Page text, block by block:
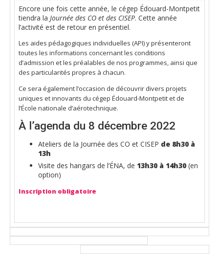
Encore une fois cette année, le cégep Édouard-Montpetit
tiendra la Journée des CO et des CISEP. Cette année
l’activité est de retour en présentiel.
Les aides pédagogiques individuelles (API) y présenteront
toutes les informations concernant les conditions
d’admission et les préalables de nos programmes, ainsi que
des particularités propres à chacun.
Ce sera également l’occasion de découvrir divers projets
uniques et innovants du cégep Édouard-Montpetit et de
l’École nationale d’aérotechnique.
À l’agenda du 8 décembre 2022
Ateliers de la Journée des CO et CISEP de 8h30 à
13h
Visite des hangars de l’ÉNA, de 13h30 à 14h30 (en
option)
Inscription obligatoire